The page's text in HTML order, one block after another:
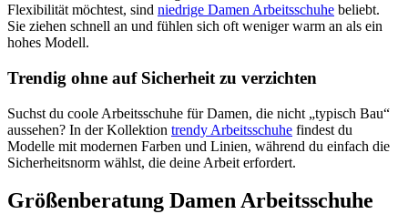
Flexibilität möchtest, sind niedrige Damen Arbeitsschuhe beliebt.
Sie ziehen schnell an und fühlen sich oft weniger warm an als ein
hohes Modell.
Trendig ohne auf Sicherheit zu verzichten
Suchst du coole Arbeitsschuhe für Damen, die nicht „typisch Bau“
aussehen? In der Kollektion trendy Arbeitsschuhe findest du
Modelle mit modernen Farben und Linien, während du einfach die
Sicherheitsnorm wählst, die deine Arbeit erfordert.
Größenberatung Damen Arbeitsschuhe